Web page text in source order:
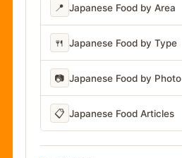
📍 Japanese Food by Area
🍴 Japanese Food by Type
📷 Japanese Food by Photo
📋 Japanese Food Articles